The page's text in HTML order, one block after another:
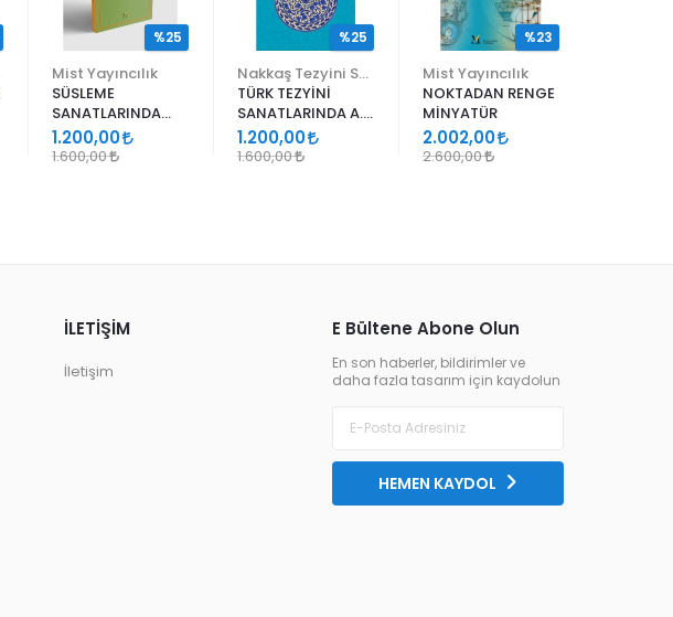
Mist Yayıncılık
SÜSLEME
SANATLARINDA
GEÇMELER
1.200,00
1.600,00
%25
TÜRK TEZYİNİ
SANATLARINDA A.
SÜHEYL ÜNVER VE
YENİ TERKİPLERİ
1.200,00
1.600,00
%25
Mist Yayıncılık
NOKTADAN RENGE
MİNYATÜR
2.002,00
2.600,00
%23
E Bültene Abone Olun
En son haberler, bildirimler ve
daha fazla tasarım için kaydolun
HEMEN KAYDOL
İLETİŞİM
İletişim